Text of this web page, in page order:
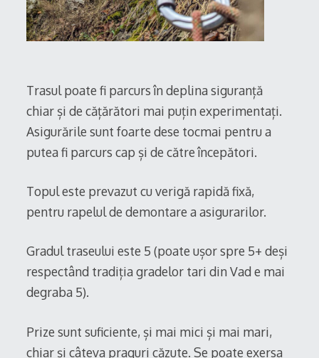
Trasul poate fi parcurs în deplina siguranță
chiar și de cățărători mai puțin experimentați.
Asigurările sunt foarte dese tocmai pentru a
putea fi parcurs cap și de către începători.
Topul este prevazut cu verigă rapidă fixă,
pentru rapelul de demontare a asigurarilor.
Gradul traseului este 5 (poate ușor spre 5+ deși
respectând tradiția gradelor tari din Vad e mai
degraba 5).
Prize sunt suficiente, și mai mici și mai mari,
chiar și câteva praguri căzute. Se poate exersa